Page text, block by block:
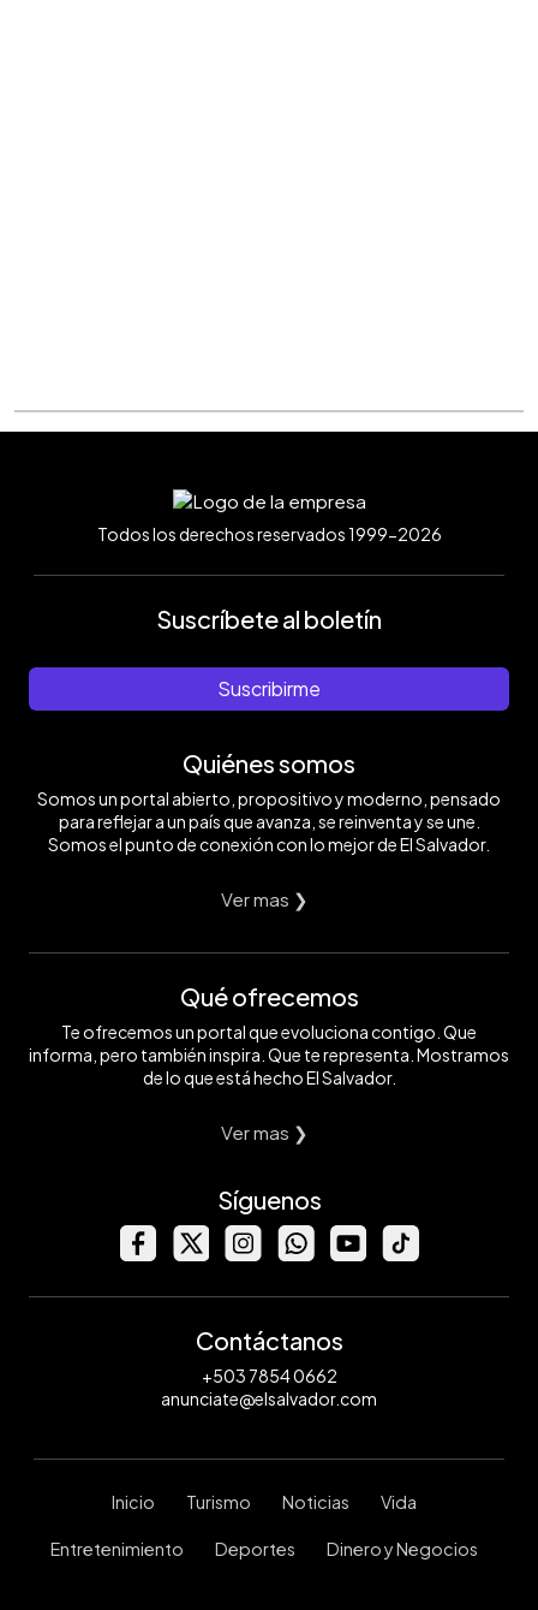
Todos los derechos reservados 1999-2026
Suscríbete al boletín
Suscribirme
Quiénes somos
Somos un portal abierto, propositivo y moderno, pensado
para reflejar a un país que avanza, se reinventa y se une.
Somos el punto de conexión con lo mejor de El Salvador.
Ver mas ❯
Qué ofrecemos
Te ofrecemos un portal que evoluciona contigo. Que
informa, pero también inspira. Que te representa. Mostramos
de lo que está hecho El Salvador.
Ver mas ❯
Síguenos
Contáctanos
+503 7854 0662
anunciate@elsalvador.com
Inicio Turismo Noticias Vida
Entretenimiento Deportes Dinero y Negocios